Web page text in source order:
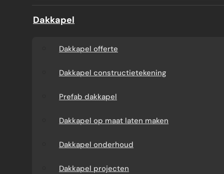
Constructieberekening
Moderne aanbouw
Dakkapel projecten
Dakkapel
Dakkapel offerte
Dakkapel constructietekening
Prefab dakkapel
Dakkapel op maat laten maken
Dakkapel onderhoud
Dakkapel projecten